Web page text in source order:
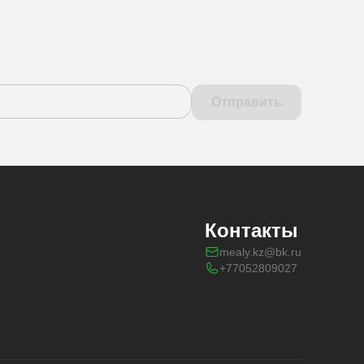
Контакты
mealy.kz@bk.ru
+77052809027